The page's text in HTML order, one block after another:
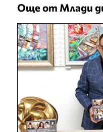
Още от Млади